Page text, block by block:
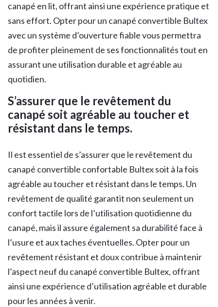
canapé en lit, offrant ainsi une expérience pratique et
sans effort. Opter pour un canapé convertible Bultex
avec un système d’ouverture fiable vous permettra
de profiter pleinement de ses fonctionnalités tout en
assurant une utilisation durable et agréable au
quotidien.
S’assurer que le revêtement du
canapé soit agréable au toucher et
résistant dans le temps.
Il est essentiel de s’assurer que le revêtement du
canapé convertible confortable Bultex soit à la fois
agréable au toucher et résistant dans le temps. Un
revêtement de qualité garantit non seulement un
confort tactile lors de l’utilisation quotidienne du
canapé, mais il assure également sa durabilité face à
l’usure et aux taches éventuelles. Opter pour un
revêtement résistant et doux contribue à maintenir
l’aspect neuf du canapé convertible Bultex, offrant
ainsi une expérience d’utilisation agréable et durable
pour les années à venir.